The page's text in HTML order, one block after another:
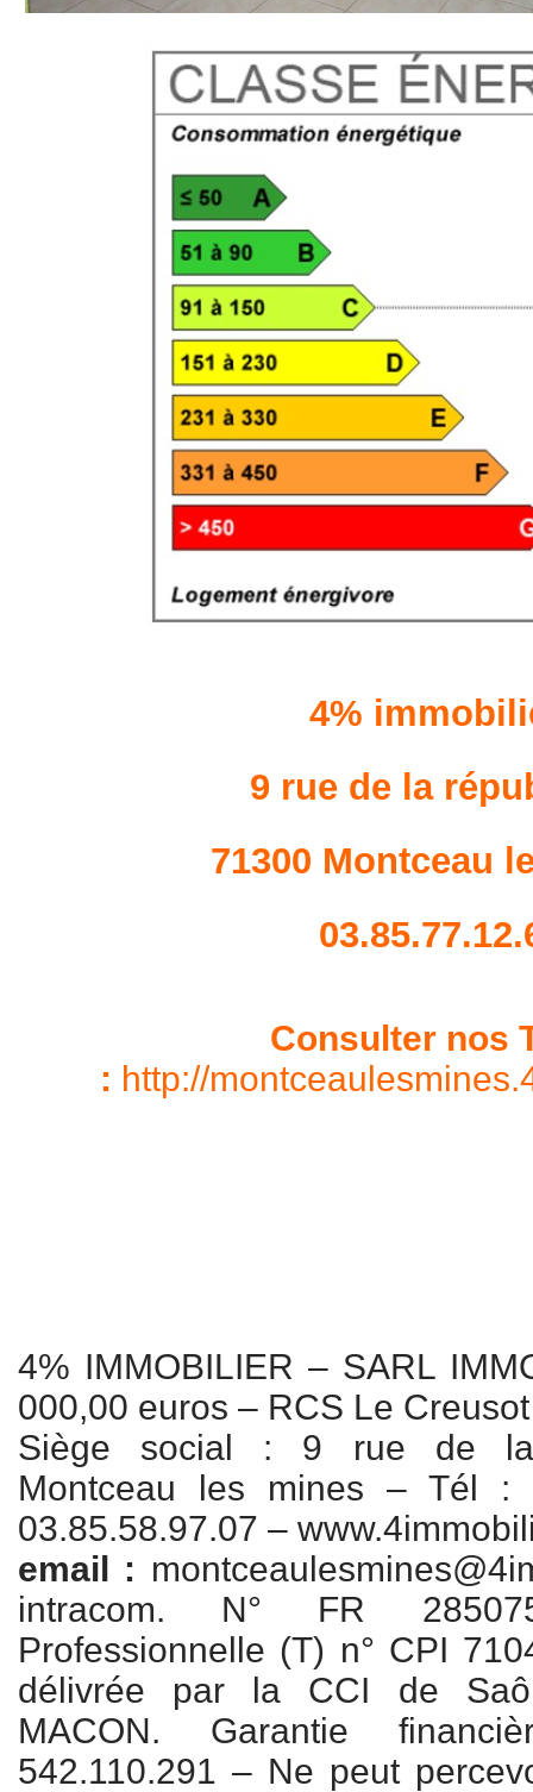
4%
9 rue de la
71300 Montceau
Consulter nos
: http://
4% IMMOBILIER – SARL
000,00 euros – RCS Le
Siège social : 9 rue de la
Montceau les mines – Tél :
03.85.58.97.07 –
email :
intracom. N° FR
Professionnelle (T) n° CPI
délivrée par la CCI de
MACON. Garantie
542.110.291 – Ne peut